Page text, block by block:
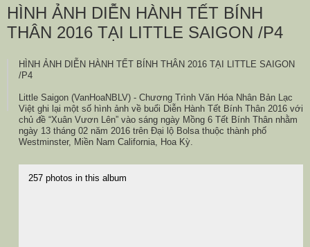
HÌNH ẢNH DIỄN HÀNH TẾT BÍNH
THÂN 2016 TẠI LITTLE SAIGON /P4
HÌNH ẢNH DIỄN HÀNH TẾT BÍNH THÂN 2016 TẠI LITTLE SAIGON
/P4
Little Saigon (VanHoaNBLV) - Chương Trình Văn Hóa Nhân Bản Lạc
Việt ghi lại một số hình ảnh về buổi Diễn Hành Tết Bính Thân 2016 với
chủ đề “Xuân Vươn Lên” vào sáng ngày Mồng 6 Tết Bính Thân nhằm
ngày 13 tháng 02 năm 2016 trên Đại lộ Bolsa thuộc thành phố
Westminster, Miền Nam California, Hoa Kỳ.
257 photos in this album